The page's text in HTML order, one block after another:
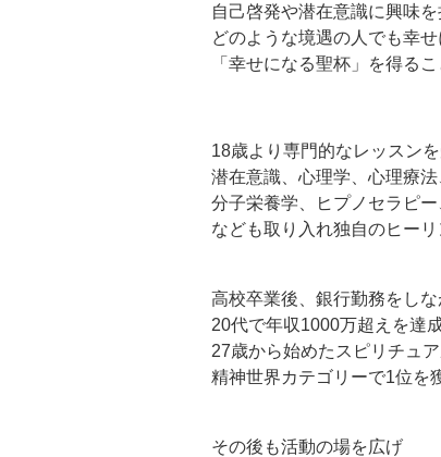
自己啓発や潜在意識に興味を
どのような境遇の人でも幸せ
「幸せになる聖杯」を得るこ
18歳より専門的なレッスン
潜在意識、心理学、心理療
分子栄養学、ヒプノセラピ
なども取り入れ独自のヒーリ
高校卒業後、銀行勤務をしな
20代で年収1000万超えを達
27歳から始めたスピリチュ
精神世界カテゴリーで1位を
その後も活動の場を広げ